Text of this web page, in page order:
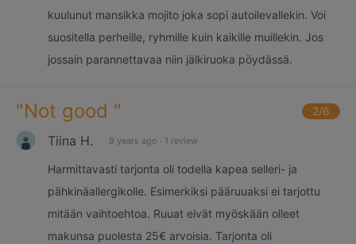
kuulunut mansikka mojito joka sopi autoilevallekin. Voi
suositella perheille, ryhmille kuin kaikille muillekin. Jos
jossain parannettavaa niin jälkiruoka pöydässä.
"Not good " 2/6
Tiina H. 9 years ago · 1 review
Harmittavasti tarjonta oli todella kapea selleri- ja
pähkinäallergikolle. Esimerkiksi pääruuaksi ei tarjottu
mitään vaihtoehtoa. Ruuat eivät myöskään olleet
makunsa puolesta 25€ arvoisia. Tarjonta oli